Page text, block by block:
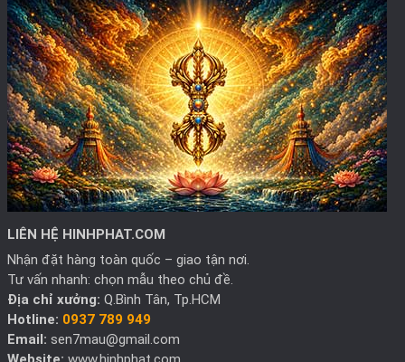
LIÊN HỆ HINHPHAT.COM
Nhận đặt hàng toàn quốc – giao tận nơi.
Tư vấn nhanh: chọn mẫu theo chủ đề.
Địa chỉ xưởng: Q.Bình Tân, Tp.HCM
Hotline: 0937 789 949
Email: sen7mau@gmail.com